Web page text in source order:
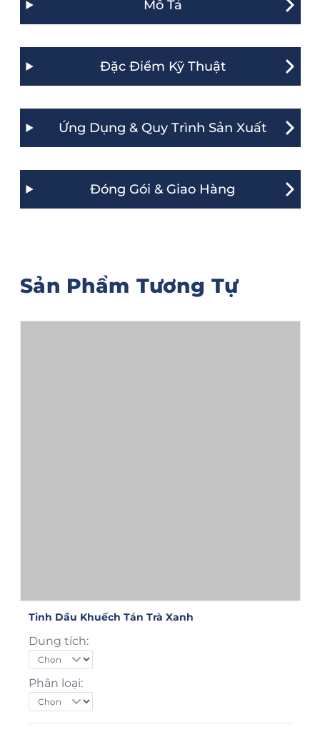
Mô Tả
Đặc Điểm Kỹ Thuật
Ứng Dụng & Quy Trình Sản Xuất
Đóng Gói & Giao Hàng
Sản Phẩm Tương Tự
Tinh Dầu Khuếch Tán Trà Xanh
Dung tích:
Phân loại: